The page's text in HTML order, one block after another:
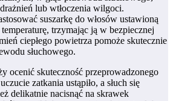
lub wtłoczenia wilgoci.
suszarkę do włosów ustawioną
trzymając ją w bezpiecznej
ciepłego powietrza pomoże skutecznie
słuchowego.
ocenić skuteczność przeprowadzonego
zatkania ustąpiło, a słuch się
delikatnie nacisnąć na skrawek